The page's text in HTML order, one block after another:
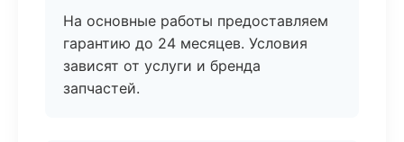
На основные работы предоставляем
гарантию до 24 месяцев. Условия
зависят от услуги и бренда
запчастей.